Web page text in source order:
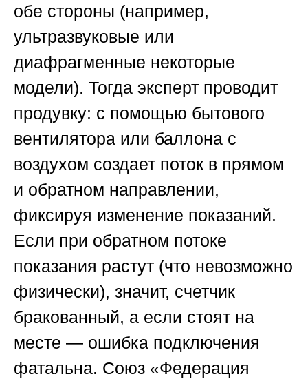
обе стороны (например,
ультразвуковые или
диафрагменные некоторые
модели). Тогда эксперт проводит
продувку: с помощью бытового
вентилятора или баллона с
воздухом создает поток в прямом
и обратном направлении,
фиксируя изменение показаний.
Если при обратном потоке
показания растут (что невозможно
физически), значит, счетчик
бракованный, а если стоят на
месте — ошибка подключения
фатальна. Союз «Федерация